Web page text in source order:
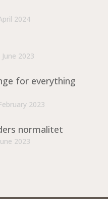
2024
June 2023
for everything
2023
normalitet
2023